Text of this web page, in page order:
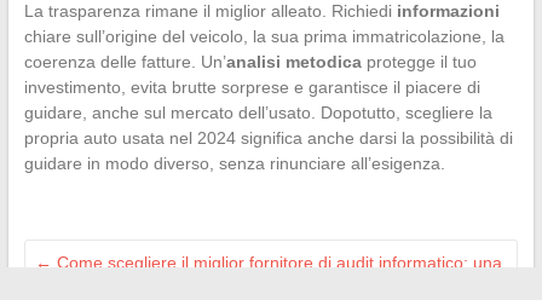
La trasparenza rimane il miglior alleato. Richiedi informazioni
chiare sull’origine del veicolo, la sua prima immatricolazione, la
coerenza delle fatture. Un’analisi metodicaprotegge il tuo
investimento, evita brutte sorprese e garantisce il piacere di
guidare, anche sul mercato dell’usato. Dopotutto, scegliere la
propria auto usata nel 2024 significa anche darsi la possibilità di
guidare in modo diverso, senza rinunciare all’esigenza.
← Come scegliere il miglior fornitore di audit informatico: una